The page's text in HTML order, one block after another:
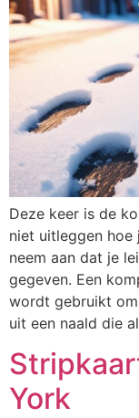
Deze keer is de
niet uitleggen hoe
neem aan dat je
gegeven. Een
wordt gebruikt
uit een naald die
York